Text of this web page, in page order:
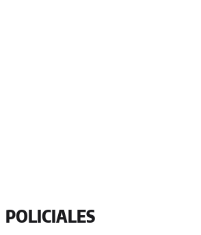
POLICIALES